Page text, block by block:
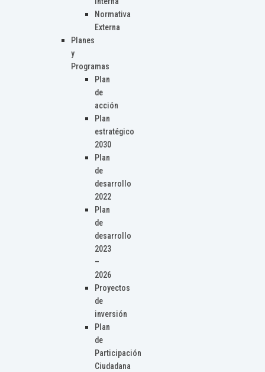
Normativa
Externa
Planes
y
Programas
Plan
de
acción
Plan
estratégico
2030
Plan
de
desarrollo
2022
Plan
de
desarrollo
2023
–
2026
Proyectos
de
inversión
Plan
de
Participación
Ciudadana